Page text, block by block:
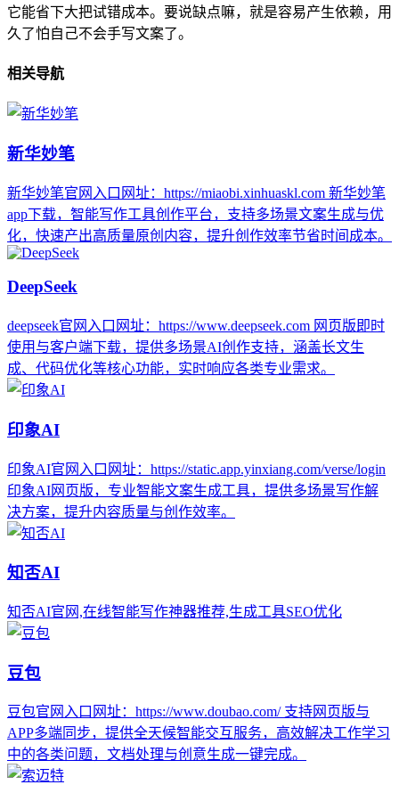
它能省下大把试错成本。要说缺点嘛，就是容易产生依赖，用
久了怕自己不会手写文案了。
相关导航
新华妙笔
新华妙笔官网入口网址：https://miaobi.xinhuaskl.com 新华妙笔
app下载，智能写作工具创作平台，支持多场景文案生成与优
化，快速产出高质量原创内容，提升创作效率节省时间成本。
DeepSeek
deepseek官网入口网址：https://www.deepseek.com 网页版即时
使用与客户端下载，提供多场景AI创作支持，涵盖长文生
成、代码优化等核心功能，实时响应各类专业需求。
印象AI
印象AI官网入口网址：https://static.app.yinxiang.com/verse/login
印象AI网页版，专业智能文案生成工具，提供多场景写作解
决方案，提升内容质量与创作效率。
知否AI
知否AI官网,在线智能写作神器推荐,生成工具SEO优化
豆包
豆包官网入口网址：https://www.doubao.com/ 支持网页版与
APP多端同步，提供全天候智能交互服务，高效解决工作学习
中的各类问题，文档处理与创意生成一键完成。